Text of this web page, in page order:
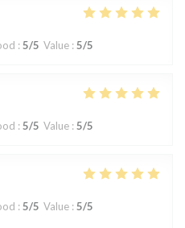
: 5/5 Value : 5/5
: 5/5 Value : 5/5
: 5/5 Value : 5/5